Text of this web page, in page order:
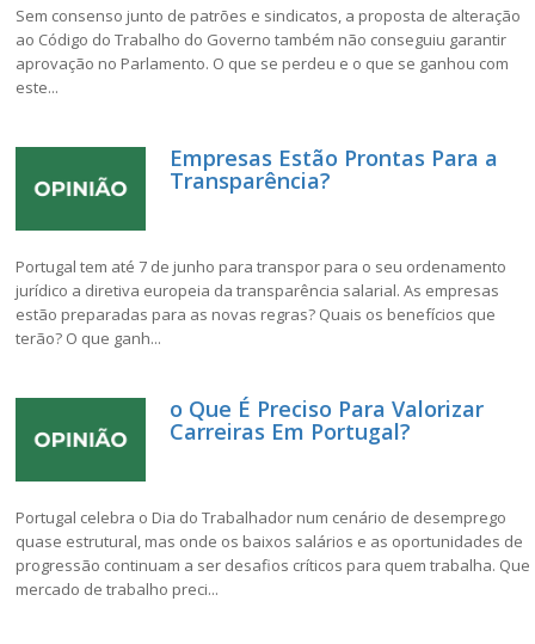
Sem consenso junto de patrões e sindicatos, a proposta de alteração
ao Código do Trabalho do Governo também não conseguiu garantir
aprovação no Parlamento. O que se perdeu e o que se ganhou com
este...
Empresas Estão Prontas Para a
Transparência?
Portugal tem até 7 de junho para transpor para o seu ordenamento
jurídico a diretiva europeia da transparência salarial. As empresas
estão preparadas para as novas regras? Quais os benefícios que
terão? O que ganh...
o Que É Preciso Para Valorizar
Carreiras Em Portugal?
Portugal celebra o Dia do Trabalhador num cenário de desemprego
quase estrutural, mas onde os baixos salários e as oportunidades de
progressão continuam a ser desafios críticos para quem trabalha. Que
mercado de trabalho preci...